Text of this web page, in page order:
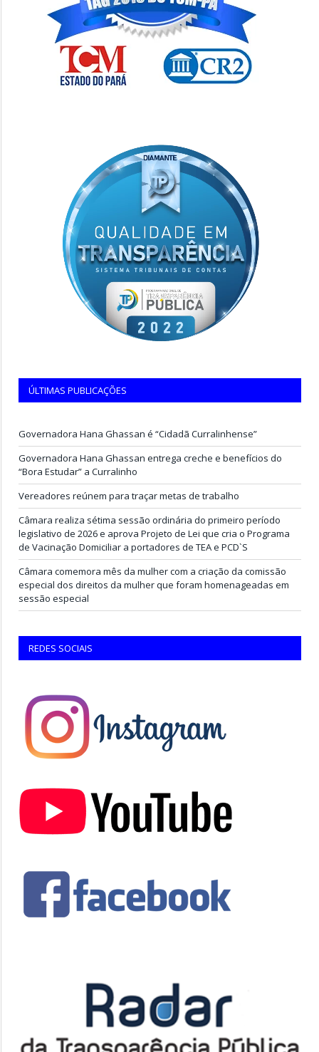
ÚLTIMAS PUBLICAÇÕES
Governadora Hana Ghassan é “Cidadã Curralinhense”
Governadora Hana Ghassan entrega creche e benefícios do
“Bora Estudar” a Curralinho
Vereadores reúnem para traçar metas de trabalho
Câmara realiza sétima sessão ordinária do primeiro período
legislativo de 2026 e aprova Projeto de Lei que cria o Programa
de Vacinação Domiciliar a portadores de TEA e PCD`S
Câmara comemora mês da mulher com a criação da comissão
especial dos direitos da mulher que foram homenageadas em
sessão especial
REDES SOCIAIS